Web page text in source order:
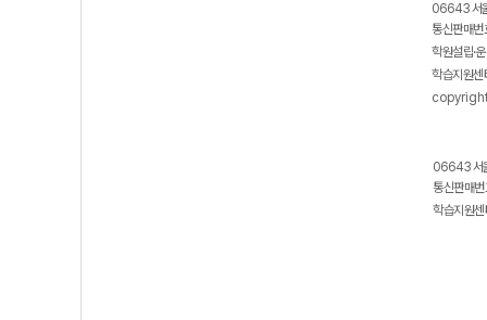
06643 서
통신판매
학원설립·
학습지원
06643 서
통신판매
학습지원